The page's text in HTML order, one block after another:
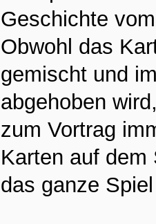
Geschichte
Obwohl das
gemischt und
abgehoben
zum Vortrag
Karten auf
das ganze